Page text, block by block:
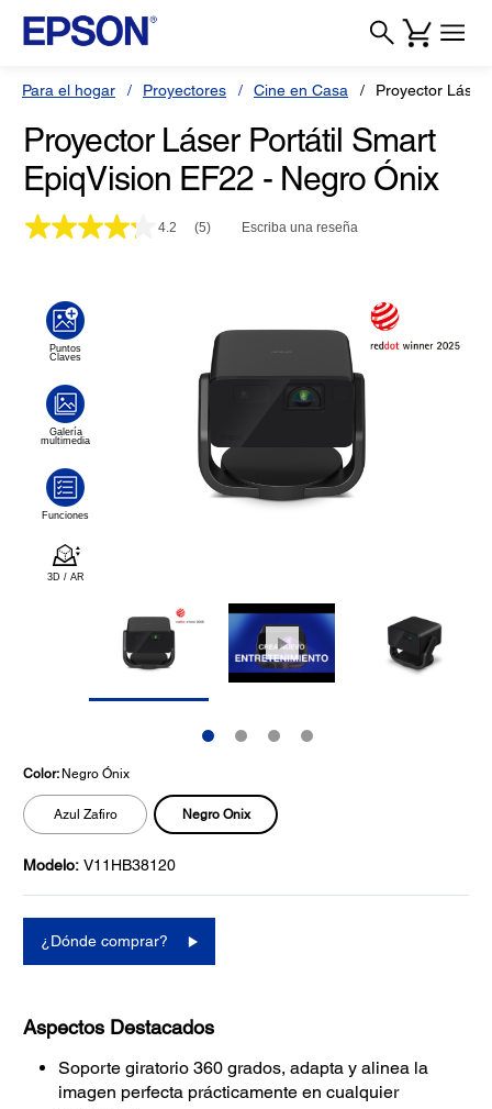
Para el hogar Proyectores Cine en Casa Proyector Láser
Proyector Láser Portátil Smart
EpiqVision EF22 - Negro Ónix
4.2
Lea
misma
página.
(5) Escriba una reseña
Color: Negro Ónix
Azul Zafiro Negro Onix
Modelo: V11HB38120
¿Dónde comprar?
Aspectos Destacados
Soporte giratorio 360 grados, adapta y alinea la
imagen perfecta prácticamente en cualquier